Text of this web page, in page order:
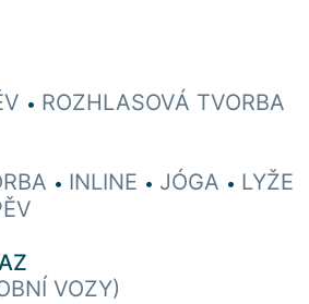
• ROZHLASOVÁ TVORBA
• INLINE • JÓGA • LYŽE
VOZY)